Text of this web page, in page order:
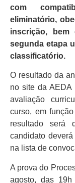
com
eliminatório,
inscrição,
segunda etapa
classificatório.
O resultado da
no site da AEDA
avaliação
curso, em
resultado será
candidato
na lista de
A prova do
agosto, das